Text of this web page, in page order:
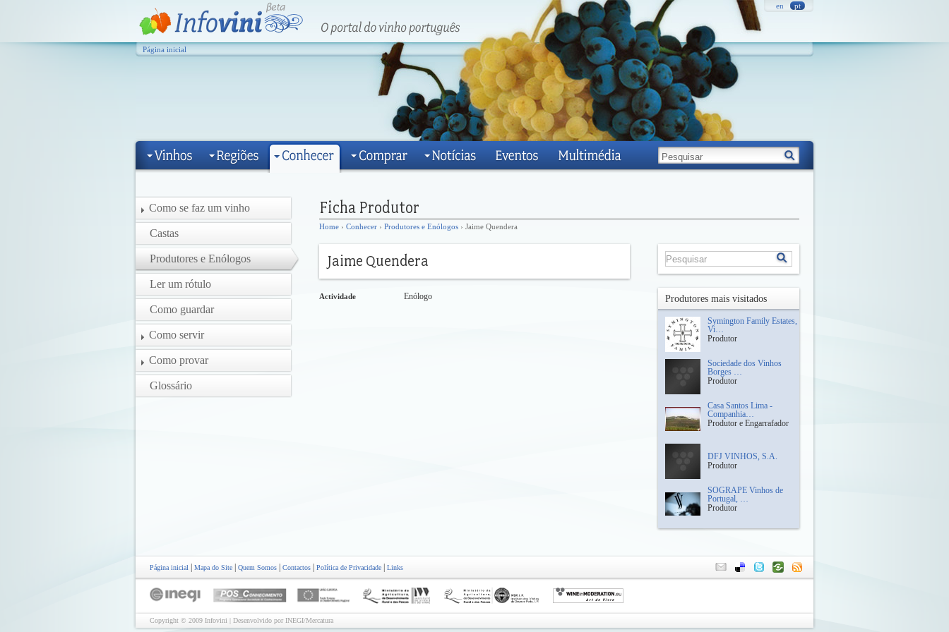
en pt
Página inicial
Como se faz um vinho
Castas
Produtores e Enólogos
Ler um rótulo
Como guardar
Como servir
Como provar
Glossário
Home › Conhecer › Produtores e Enólogos › Jaime Quendera
Actividade Enólogo Produtores mais visitados
Symington Family Estates,
Vi…
Produtor
Sociedade dos Vinhos
Borges …
Produtor
Casa Santos Lima -
Companhia…
Produtor e Engarrafador
DFJ VINHOS, S.A.
Produtor
SOGRAPE Vinhos de
Portugal, …
Produtor
Página inicial Mapa do Site Quem Somos Contactos Política de Privacidade Links
Copyright © 2009 Infovini | Desenvolvido por INEGI/Mercatura